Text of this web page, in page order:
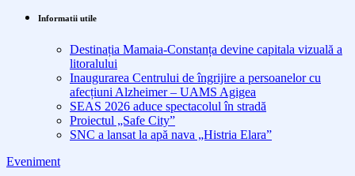
Informatii utile
Destinația Mamaia-Constanța devine capitala vizuală a
litoralului
Inaugurarea Centrului de îngrijire a persoanelor cu
afecțiuni Alzheimer – UAMS Agigea
SEAS 2026 aduce spectacolul în stradă
Proiectul „Safe City”
SNC a lansat la apă nava „Histria Elara”
Eveniment